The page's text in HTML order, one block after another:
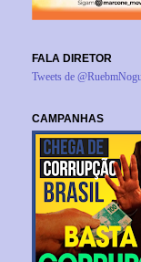
FALA DIRETOR
Tweets de
CAMPANHAS